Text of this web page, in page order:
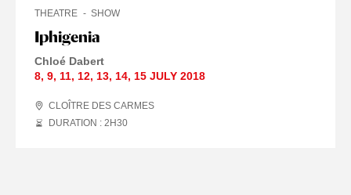
Iphigenia
THEATRE SHOW
Chloé Dabert
8, 9, 11, 12, 13, 14, 15 JULY 2018
CLOÎTRE DES CARMES
DURATION : 2 H30